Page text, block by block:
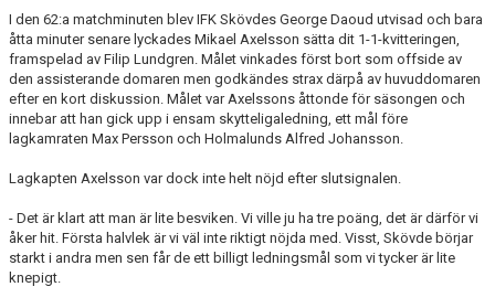
I den 62:a matchminuten blev IFK Skövdes George Daoud utvisad och bara
åtta minuter senare lyckades Mikael Axelsson sätta dit 1-1-kvitteringen,
framspelad av Filip Lundgren. Målet vinkades först bort som offside av
den assisterande domaren men godkändes strax därpå av huvuddomaren
efter en kort diskussion. Målet var Axelssons åttonde för säsongen och
innebar att han gick upp i ensam skytteligaledning, ett mål före
lagkamraten Max Persson och Holmalunds Alfred Johansson.
Lagkapten Axelsson var dock inte helt nöjd efter slutsignalen.
- Det är klart att man är lite besviken. Vi ville ju ha tre poäng, det är därför vi
åker hit. Första halvlek är vi väl inte riktigt nöjda med. Visst, Skövde börjar
starkt i andra men sen får de ett billigt ledningsmål som vi tycker är lite
knepigt.